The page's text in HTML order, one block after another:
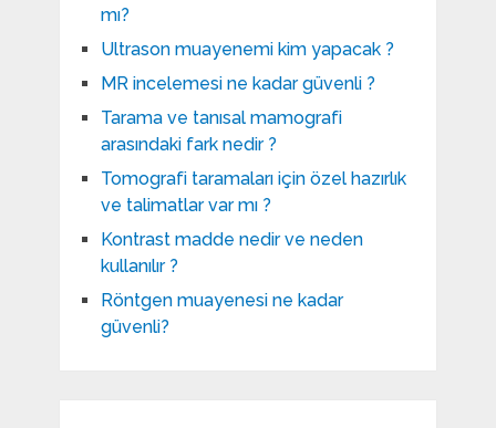
mı?
Ultrason muayenemi kim yapacak ?
MR incelemesi ne kadar güvenli ?
Tarama ve tanısal mamografi
arasındaki fark nedir ?
Tomografi taramaları için özel hazırlık
ve talimatlar var mı ?
Kontrast madde nedir ve neden
kullanılır ?
Röntgen muayenesi ne kadar
güvenli?